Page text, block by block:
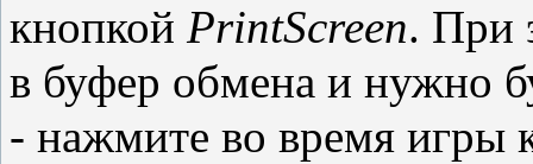
кнопкойPrintScreen. При
в буфер обмена и нужно
- нажмите во время игры